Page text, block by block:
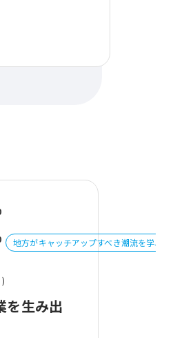
地方がキャッチアップすべき潮流を学ぶ
を⽣み出